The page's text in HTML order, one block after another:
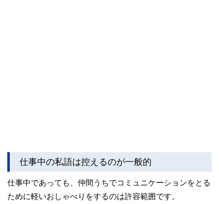
仕事中の私語は控えるのが一般的
仕事中であっても、仲間うちでコミュニケーションをとる
ために軽いおしゃべりをするのは許容範囲です。